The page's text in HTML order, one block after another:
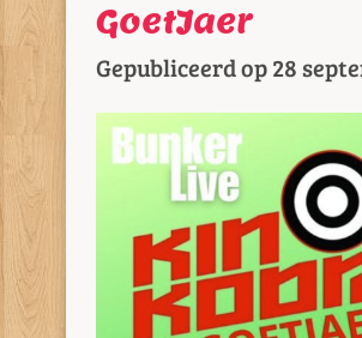
GoetJaer
Gepubliceerd op 28